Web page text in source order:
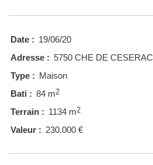
Date : 19/06/20
Adresse : 5750 CHE DE CESERAC
Type : Maison
Bati : 84 m2
Terrain : 1134 m2
Valeur : 230.000 €